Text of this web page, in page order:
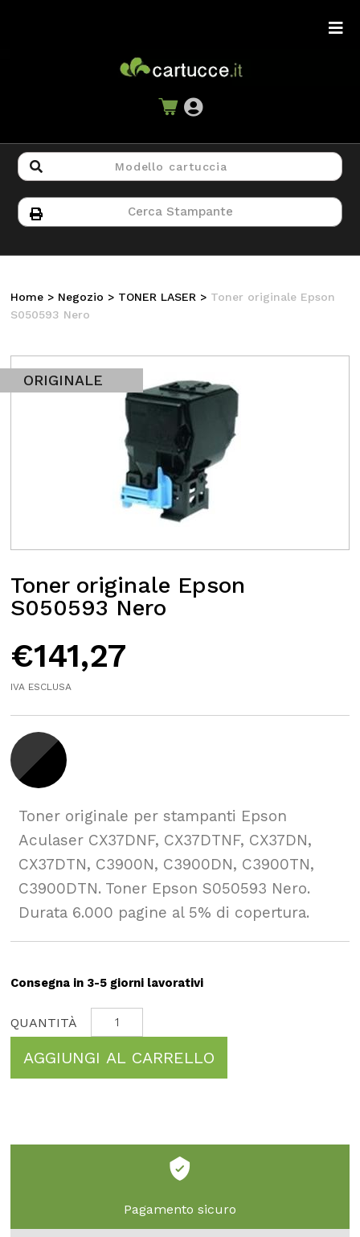
Home > Negozio > TONER LASER > Toner originale Epson
S050593 Nero
ORIGINALE
Toner originale Epson
S050593 Nero
€141,27
IVA ESCLUSA
Toner originale per stampanti Epson
Aculaser CX37DNF, CX37DTNF, CX37DN,
CX37DTN, C3900N, C3900DN, C3900TN,
C3900DTN. Toner Epson S050593 Nero.
Durata 6.000 pagine al 5% di copertura.
Consegna in 3-5 giorni lavorativi
AGGIUNGI AL CARRELLO
Pagamento sicuro